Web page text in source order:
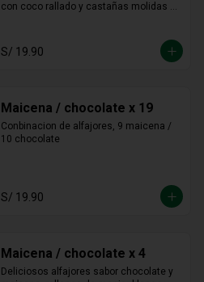
con coco rallado y castañas molidas
S/ 19.90
Maicena / chocolate x 19
Conbinacion de alfajores, 9 maicena /
10 chocolate
S/ 19.90
Maicena / chocolate x 4
Deliciosos alfajores sabor chocolate y